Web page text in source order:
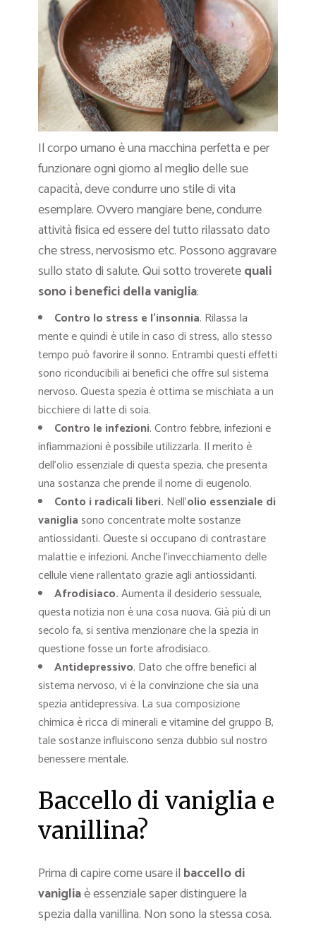
Il corpo umano è una macchina perfetta e per
funzionare ogni giorno al meglio delle sue
capacità, deve condurre uno stile di vita
esemplare. Ovvero mangiare bene, condurre
attività fisica ed essere del tutto rilassato dato
che stress, nervosismo etc. Possono aggravare
sullo stato di salute. Qui sotto troveretequali
sono i benefici della vaniglia:
Contro lo stress e l’insonnia. Rilassa la
mente e quindi è utile in caso di stress, allo stesso
tempo può favorire il sonno. Entrambi questi effetti
sono riconducibili ai benefici che offre sul sistema
nervoso. Questa spezia è ottima se mischiata a un
bicchiere di latte di soia.
Contro le infezioni. Contro febbre, infezioni e
infiammazioni è possibile utilizzarla. Il merito è
dell’olio essenziale di questa spezia, che presenta
una sostanza che prende il nome di eugenolo.
Conto i radicali liberi. Nell’olio essenziale di
vaniglia sono concentrate molte sostanze
antiossidanti. Queste si occupano di contrastare
malattie e infezioni. Anche l’invecchiamento delle
cellule viene rallentato grazie agli antiossidanti.
Afrodisiaco.Aumenta il desiderio sessuale,
questa notizia non è una cosa nuova. Già più di un
secolo fa, si sentiva menzionare che la spezia in
questione fosse un forte afrodisiaco.
Antidepressivo. Dato che offre benefici al
sistema nervoso, vi è la convinzione che sia una
spezia antidepressiva. La sua composizione
chimica è ricca di minerali e vitamine del gruppo B,
tale sostanze influiscono senza dubbio sul nostro
benessere mentale.
Baccello di vaniglia e
vanillina?
Prima di capire come usare il baccello di
vanigliaè essenziale saper distinguere la
spezia dalla vanillina. Non sono la stessa cosa.